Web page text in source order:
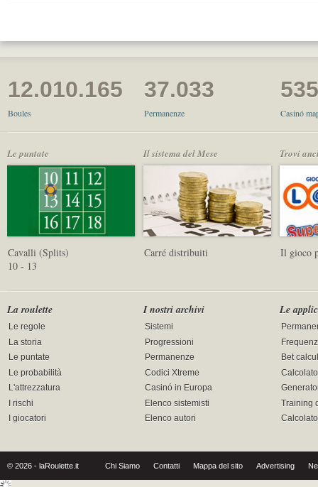
12.010.165
Boules
37.033
Permanenze Casinó
Le puntate
Cavalli (Splits)
10 - 13
Il sistema del Mese
Carré distribuiti
Trovi
Il gioco
La roulette
Le regole
La storia
Le puntate
Le probabilità
L'attrezzatura
I rischi
I giocatori
I nostri archivi
Sistemi
Progressioni
Permanenze
Codici Xtreme
Casinó in Europa
Elenco sistemisti
Elenco autori
Le
Bet
Training
© 2026 - laRoulette.it Chi Siamo Contatti Mappa del sito Advertising